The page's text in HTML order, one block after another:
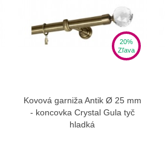
20%
Zľava
Zobraziť viac
Kovová garniža Antik Ø 25 mm
- koncovka Crystal Gula tyč
hladká